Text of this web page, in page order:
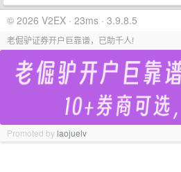
© 2026 V2EX · 23ms · 3.9.8.5
老倔驴证券开户巨靠谱，已助千人!
Promoted bylaojuelv